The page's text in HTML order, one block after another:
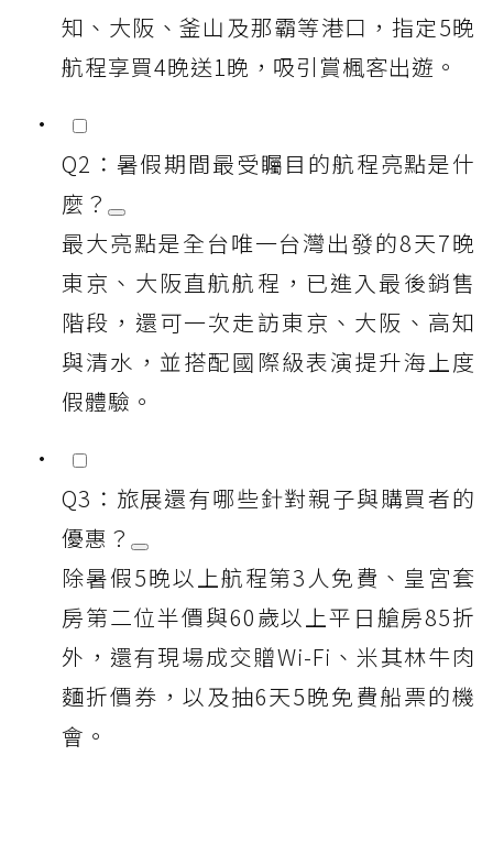
知、大阪、釜山及那霸等港口，指定5晚
航程享買4晚送1晚，吸引賞楓客出遊。
Q2：暑假期間最受矚目的航程亮點是什
麼？
最大亮點是全台唯一台灣出發的8天7晚
東京、大阪直航航程，已進入最後銷售
階段，還可一次走訪東京、大阪、高知
與清水，並搭配國際級表演提升海上度
假體驗。
Q3：旅展還有哪些針對親子與購買者的
優惠？
除暑假5晚以上航程第3人免費、皇宮套
房第二位半價與60歲以上平日艙房85折
外，還有現場成交贈Wi-Fi、米其林牛肉
麵折價券，以及抽6天5晚免費船票的機
會。